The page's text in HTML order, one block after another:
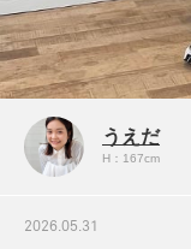
うえだ
H：167cm
2026.05.31